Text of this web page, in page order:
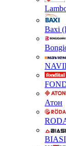
Baxi
Атон
BIASI